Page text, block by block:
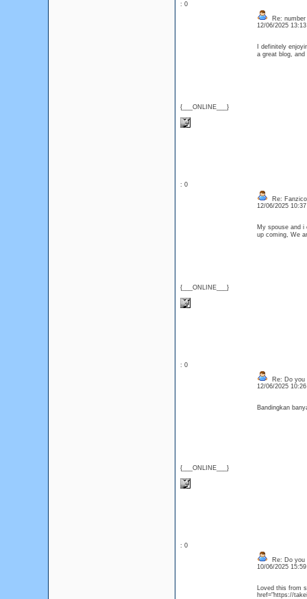
: 0
{___ONLINE___}
Re: number
12/06/2025
I definitely
a great blog,
: 0
{___ONLINE___}
Re: Fanzico
12/06/2025
My spouse and i
up coming, We
: 0
{___ONLINE___}
Re: Do you
12/06/2025
Bandingkan
: 0
Re: Do you
10/06/2025
Loved this from
href="https://